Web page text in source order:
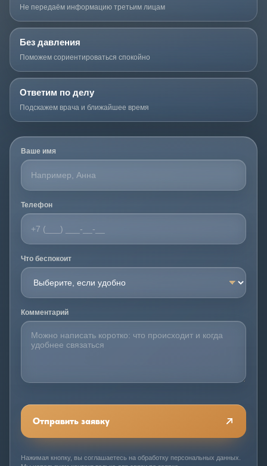
Не передаём информацию третьим лицам
Без давления
Поможем сориентироваться спокойно
Ответим по делу
Подскажем врача и ближайшее время
Ваше имя
Телефон
Что беспокоит
Комментарий
Отправить заявку
Нажимая кнопку, вы соглашаетесь на обработку персональных данных.